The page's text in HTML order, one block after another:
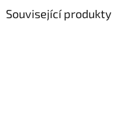
Související produkty